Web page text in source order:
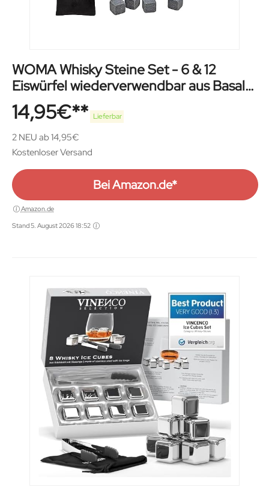
WOMA Whisky Steine Set - 6 & 12
Eiswürfel wiederverwendbar aus Basalt
mit Samtbeutel, hochwertiger Holzbox
und Edelstahl Zange -
Geschmacksneutral & Kein Verwässern
für Whiskey, Wodka, Gin & Mehr
14,95€ Lieferbar
2 NEU ab 14,95€
Kostenloser Versand
Bei Amazon.de*
Amazon.de
Stand 5. August 2026 18:52